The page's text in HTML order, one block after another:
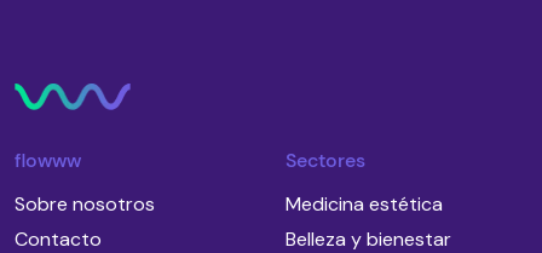
flowww
Sobre nosotros
Contacto
Sectores
Medicina estética
Belleza y bienestar